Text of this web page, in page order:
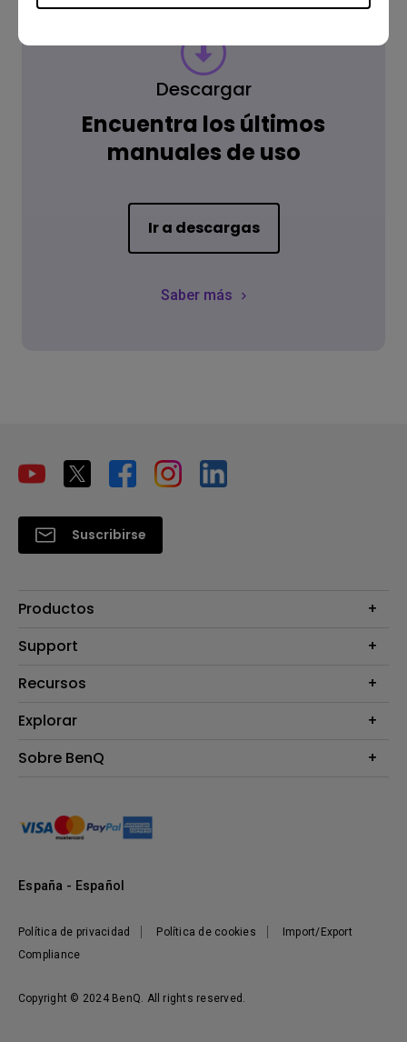
Descargar
Encuentra los últimos
manuales de uso
Ir a descargas
Saber más
Suscribirse
Productos
Proyectores
Iluminación
Altavoz
Support
Contáctanos
Preguntas frecuentes sobre la tienda en línea de BenQ
Información de Devolución BenQ Shop
Recursos
Centros de información
Explorar
Embajadores de marca BenQ
Sobre BenQ
Responsabilidad social corporativa
Noticias
Copyright © 2024 BenQ. All rights reserved.
Política de privacidad Política de cookies
Import/Export
Compliance
España - Español